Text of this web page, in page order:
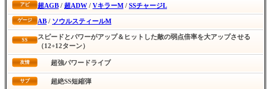
アビ 超AGB / 超ADW / VキラーM / SSチャージL
ゲージ AB / ソウルスティールM
SS
スピードとパワーがアップ＆ヒットした敵の弱点倍率を大アップさせる
（12+12ターン）
友情 超強パワードライブ
サブ 超絶SS短縮弾